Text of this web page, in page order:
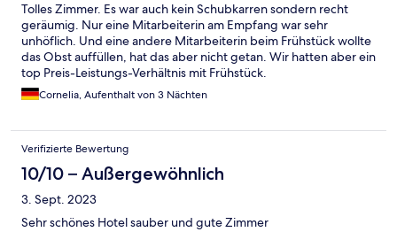
Tolles Zimmer. Es war auch kein Schubkarren sondern recht
geräumig. Nur eine Mitarbeiterin am Empfang war sehr
unhöflich. Und eine andere Mitarbeiterin beim Frühstück wollte
das Obst auffüllen, hat das aber nicht getan. Wir hatten aber ein
top Preis-Leistungs-Verhältnis mit Frühstück.
Cornelia, Aufenthalt von 3 Nächten
Verifizierte Bewertung
10/10 – Außergewöhnlich
3. Sept. 2023
Sehr schönes Hotel sauber und gute Zimmer